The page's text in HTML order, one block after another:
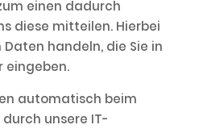
einen dadurch
diese mitteilen. Hierbei
Daten handeln, die Sie in
eingeben.
automatisch beim
unsere IT-